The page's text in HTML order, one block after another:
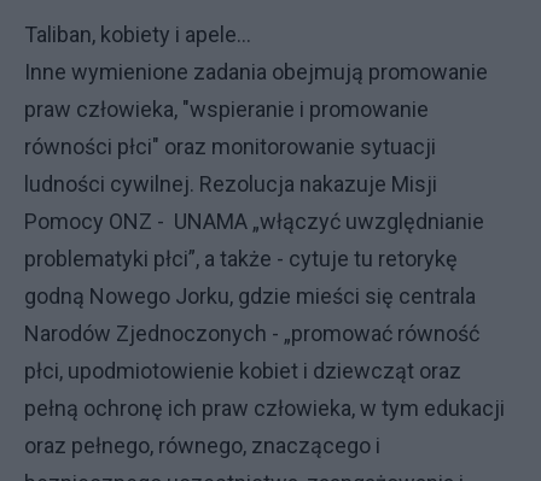
Taliban, kobiety i apele...
Inne wymienione zadania obejmują promowanie
praw człowieka, "wspieranie i promowanie
równości płci" oraz monitorowanie sytuacji
ludności cywilnej. Rezolucja nakazuje Misji
Pomocy ONZ - UNAMA „włączyć uwzględnianie
problematyki płci”, a także - cytuje tu retorykę
godną Nowego Jorku, gdzie mieści się centrala
Narodów Zjednoczonych - „promować równość
płci, upodmiotowienie kobiet i dziewcząt oraz
pełną ochronę ich praw człowieka, w tym edukacji
oraz pełnego, równego, znaczącego i